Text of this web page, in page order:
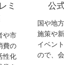
ミ
や市
費の
性化
公
国や地
施策や
イベン
ので、